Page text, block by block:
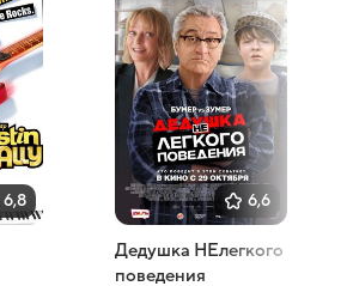
6,8 6,6
Дедушка НЕлегкого
поведения